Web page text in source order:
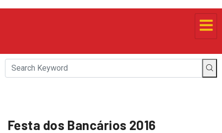
Festa dos Bancários 2016